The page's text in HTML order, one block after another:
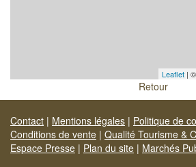
Leaflet | ©
Retour
Contact | Mentions légales | Politique de
Conditions de vente | Qualité Tourisme &
Espace Presse | Plan du site | Marchés